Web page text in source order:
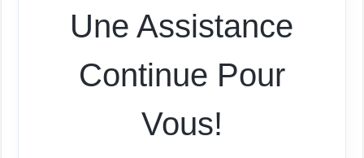
Une Assistance
Continue Pour
Vous!